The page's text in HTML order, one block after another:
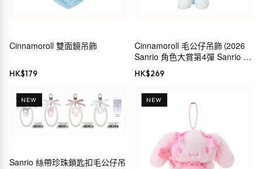
Cinnamoroll 雙面鏡吊飾
HK$179
Cinnamoroll 毛公仔吊飾（2026
Sanrio 角色大賞第4彈 Sanrio 穿
搭系列）
HK$269
NEW
Sanrio 絲帶珍珠鎖匙扣毛公仔吊
NEW